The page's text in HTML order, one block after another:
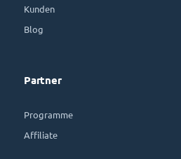
Kunden
Blog
Partner
Programme
Affiliate